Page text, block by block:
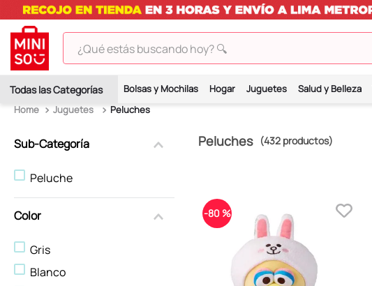
¿Qué estás buscando hoy? 🔍
Bolsas y Mochilas Hogar Juguetes Salud y Belleza
Juguetes
Peluches
Sub-Categoría
Peluche
Color
Gris
Blanco
Peluches 432 productos
-80 %
3.
5.
my melody
6 .
harry potter